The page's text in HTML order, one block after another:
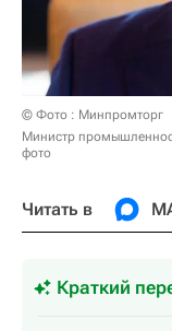
© Фото : Минпромторг
Министр
фото
Читать в
Краткий